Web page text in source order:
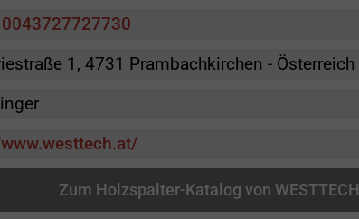
0043727727730
1, 4731 Prambachkirchen - Österreich
Zum Holzspalter-Katalog von WESTTECH